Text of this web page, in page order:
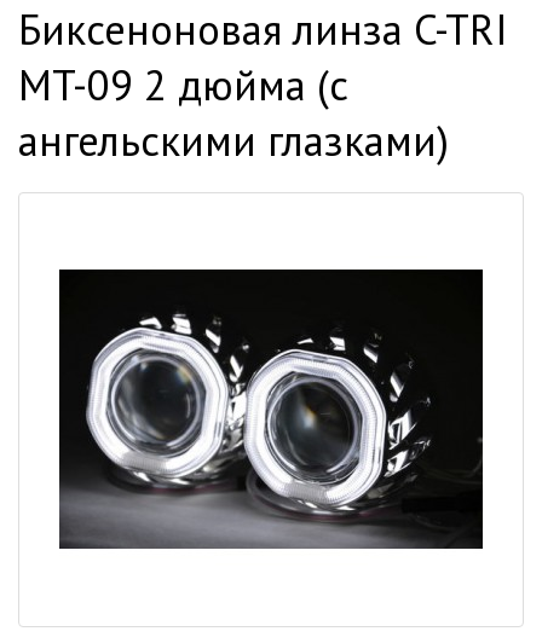
Биксеноновая линза C-TRI
MT-09 2 дюйма (с
ангельскими глазками)